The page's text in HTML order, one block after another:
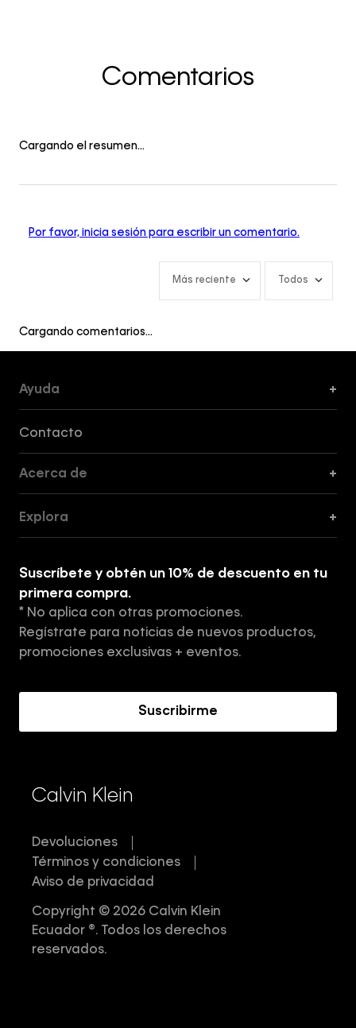
Comentarios
Cargando el resumen…
Por favor, inicia sesión para escribir un comentario.
Más reciente Todos
Cargando comentarios…
Ayuda +
Contacto
Acerca de +
Tiendas
Aviso de privacidad
Términos y Condiciones
Explora +
Suscríbete y obtén un 10% de descuento en tu
primera compra.
* No aplica con otras promociones.
Regístrate para noticias de nuevos productos,
promociones exclusivas + eventos.
Suscribirme
Calvin Klein
Devoluciones
Términos y condiciones
Aviso de privacidad
Copyright © 2026 Calvin Klein
Ecuador ®. Todos los derechos
reservados.